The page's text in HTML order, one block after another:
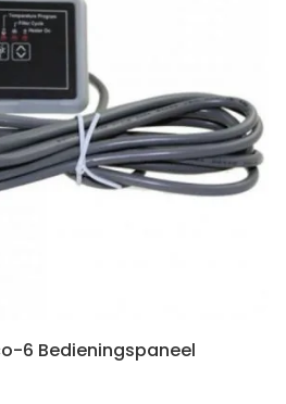
6 Bedieningspaneel